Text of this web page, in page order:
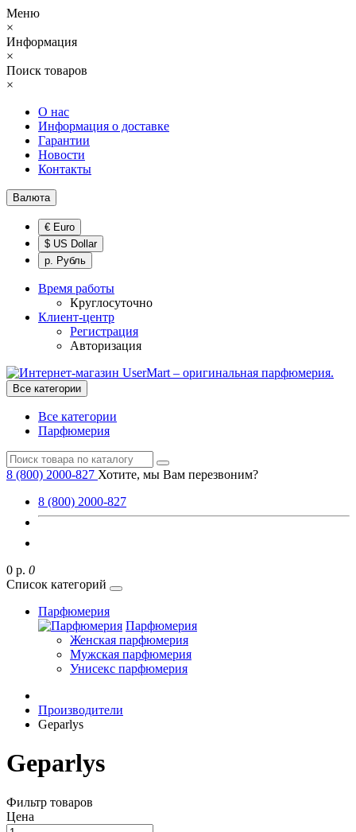
Меню
×
Информация
×
Поиск товаров
×
О нас
Информация о доставке
Гарантии
Новости
Контакты
Валюта
€ Euro
$ US Dollar
р. Рубль
Время работы
Круглосуточно
Клиент-центр
Регистрация
Авторизация
Все категории
Все категории
Парфюмерия
8 (800) 2000-827 Хотите, мы Вам перезвоним?
8 (800) 2000-827
0 р. 0
Список категорий
Парфюмерия
Парфюмерия
Женская парфюмерия
Мужская парфюмерия
Унисекс парфюмерия
Производители
Geparlys
Geparlys
Фильтр товаров
Цена